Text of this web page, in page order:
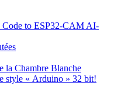
to ESP32-CAM AI-
la Chambre Blanche
style « Arduino » 32 bit!